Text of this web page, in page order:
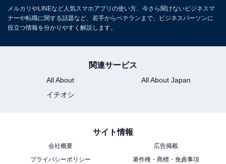
【おすすめ記事】
変更してと言われた。出品者にデメリットの方が多い!?
メルカリで「発送まで4〜7日」としているのに「すぐ発
メルカリやLINEなど人気スマホアプリの使い方、今さら聞けないビジネスマ
ナーや転職に関する話題など、若手からベテランまで、ビジネスパーソンに
役立つ情報を分かりやすく解説します。
関連サービス
All About
All About Japan
イチオシ
サイト情報
会社概要
広告掲載
プライバシーポリシー
著作権・商標・免責事項